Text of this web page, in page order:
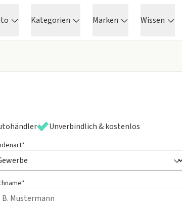
Kategorien Marken Wissen
Unverbindlich & kostenlos